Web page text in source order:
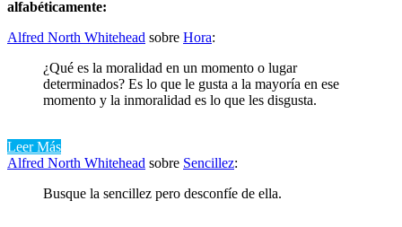
alfabéticamente:
Alfred North Whitehead sobre Hora:
¿Qué es la moralidad en un momento o lugar
determinados? Es lo que le gusta a la mayoría en ese
momento y la inmoralidad es lo que les disgusta.
Leer Más
Alfred North Whitehead sobre Sencillez:
Busque la sencillez pero desconfíe de ella.